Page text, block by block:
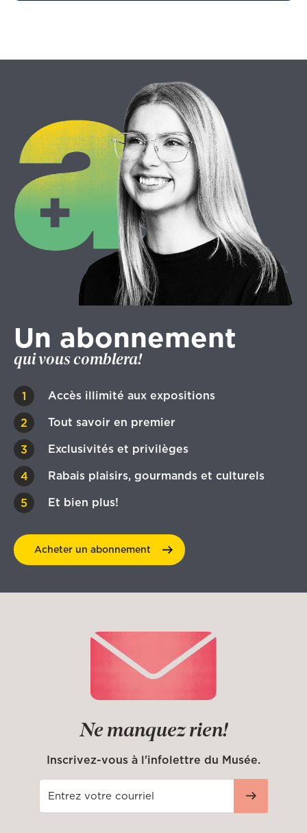
Un abonnement
qui vous comblera!
Accès illimité aux expositions
Tout savoir en premier
Exclusivités et privilèges
Rabais plaisirs, gourmands et culturels
Et bien plus!
Acheter un abonnement
Ne manquez rien!
Inscrivez-vous à l'infolettre du Musée.